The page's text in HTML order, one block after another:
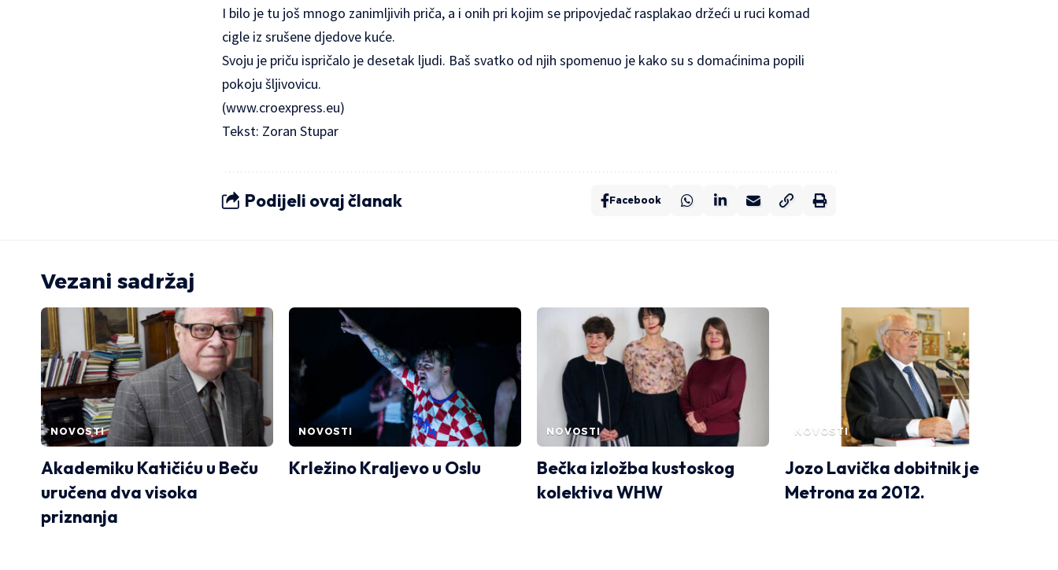
I bilo je tu još mnogo zanimljivih priča, a i onih pri kojim se pripovjedač rasplakao držeći u ruci komad
cigle iz srušene djedove kuće.
Svoju je priču ispričalo je desetak ljudi. Baš svatko od njih spomenuo je kako su s domaćinima popili
pokoju šljivovicu.
(www.croexpress.eu)
Tekst: Zoran Stupar
Podijeli ovaj članak Facebook
Vezani sadržaj
NOVOSTI
Akademiku Katičiću u Beču
uručena dva visoka
priznanja
NOVOSTI
Krležino Kraljevo u Oslu
NOVOSTI
Bečka izložba kustoskog
kolektiva WHW
NOVOSTI
Jozo Lavička dobitnik je
Metrona za 2012.